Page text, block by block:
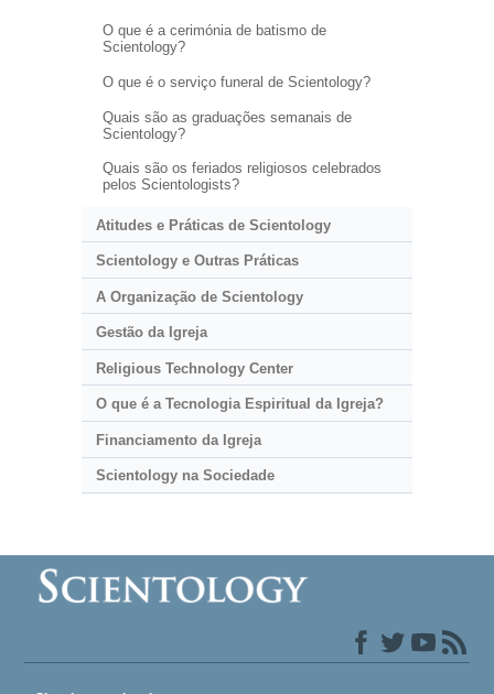
O que é a cerimónia de batismo de
Scientology?
O que é o serviço funeral de Scientology?
Quais são as graduações semanais de
Scientology?
Quais são os feriados religiosos celebrados
pelos Scientologists?
Atitudes e Práticas de Scientology
Scientology e Outras Práticas
A Organização de Scientology
Gestão da Igreja
Religious Technology Center
O que é a Tecnologia Espiritual da Igreja?
Financiamento da Igreja
Scientology na Sociedade